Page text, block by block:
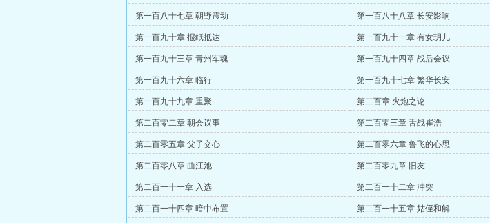
第一百八十七章 朝野震动 第一百八十八章 长安影响
第一百九十章 报纸抵达 第一百九十一章 有女玥儿
第一百九十三章 青州军魂 第一百九十四章 战后会议
第一百九十六章 临行 第一百九十七章 繁华长安
第一百九十九章 重聚 第二百章 火炮之论
第二百零二章 朝会议事 第二百零三章 舌战崔浩
第二百零五章 父子交心 第二百零六章 鲁飞的心思
第二百零八章 曲江池 第二百零九章 旧友
第二百一十一章 入选 第二百一十二章 冲突
第二百一十四章 暗中布置 第二百一十五章 姑侄和解